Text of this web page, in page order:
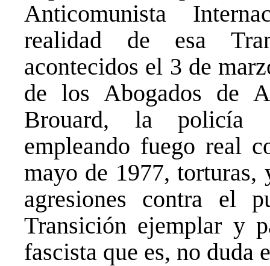
Anticomunista
realidad de esa
acontecidos el 3 de
de los Abogados de
Brouard, la policía
empleando fuego real
mayo de 1977,
agresiones contra el
Transición ejemplar y
fascista que es, no duda